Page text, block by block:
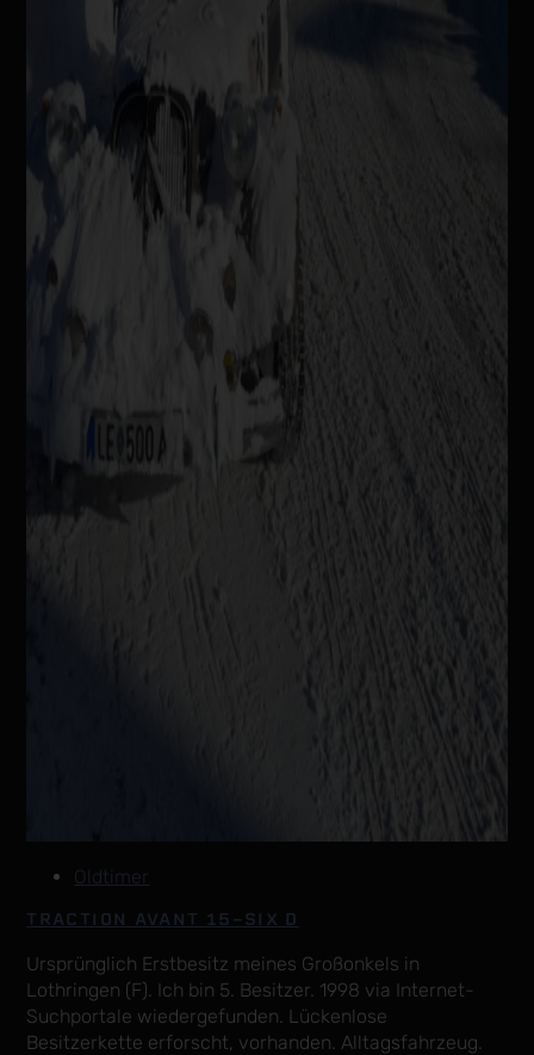
Oldtimer
TRACTION AVANT 15-SIX D
Ursprünglich Erstbesitz meines Großonkels in
Lothringen (F). Ich bin 5. Besitzer. 1998 via Internet-
Suchportale wiedergefunden. Lückenlose
Besitzerkette erforscht, vorhanden. Alltagsfahrzeug.